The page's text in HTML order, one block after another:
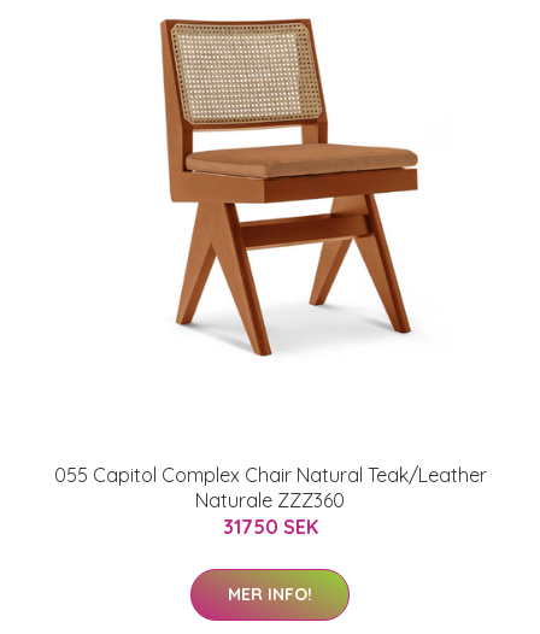
055 Capitol Complex Chair Natural Teak/Leather
Naturale ZZZ360
31750 SEK
MER INFO!